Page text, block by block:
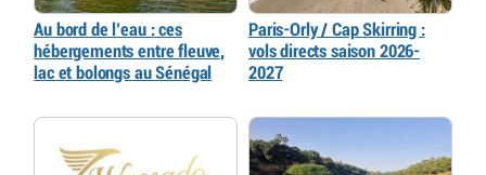
Au bord de l’eau : ces
hébergements entre fleuve,
lac et bolongs au Sénégal
Paris-Orly / Cap Skirring :
vols directs saison 2026-
2027